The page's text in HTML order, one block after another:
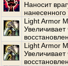
Наносит
нанесенного
Light Armor
Light Armor